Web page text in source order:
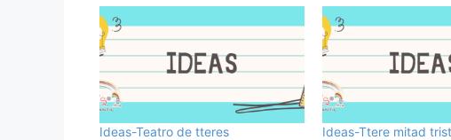
Ideas-Teatro de tteres
Ideas-Ttere mitad